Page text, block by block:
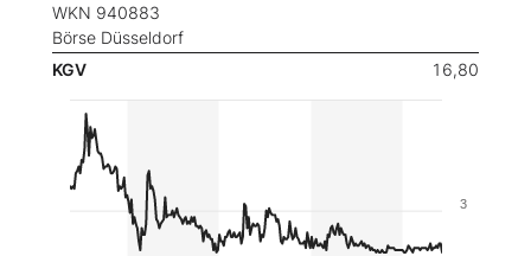
WKN 940883
Börse Düsseldorf
KGV 16,80
3